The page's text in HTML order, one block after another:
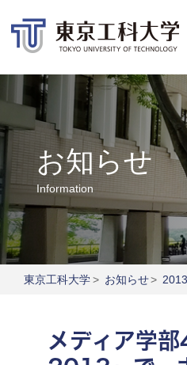
お知らせ
Information
東京工科大学> お知らせ>
メディア学